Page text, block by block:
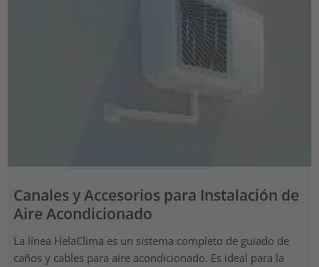
Canales y Accesorios para Instalación de
Aire Acondicionado
La línea HelaClima es un sistema completo de guiado de
caños y cables para aire acondicionado. Es ideal para la